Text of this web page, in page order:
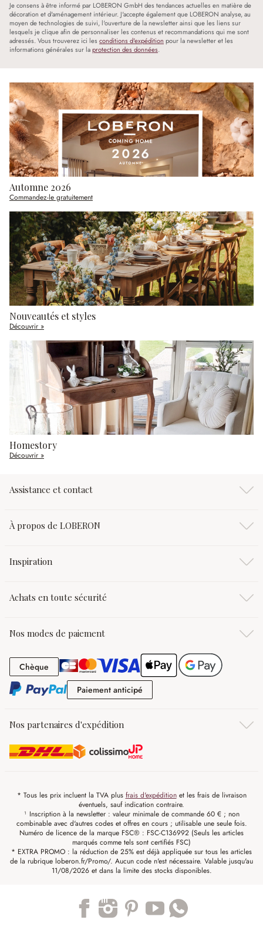
Je consens à être informé par LOBERON GmbH des tendances actuelles en matière de
décoration et d'aménagement intérieur. J'accepte également que LOBERON analyse, au
moyen de technologies de suivi, l'ouverture de la newsletter ainsi que les liens sur
lesquels je clique afin de personnaliser les contenus et recommandations qui me sont
adressés. Vous trouverez ici les conditions d'expédition pour la newsletter et les
informations générales sur laprotection des données.
Automne 2026
Commandez-le gratuitement
Nouveautés et styles
Découvrir »
Homestory
Découvrir »
Assistance et contact
À propos de LOBERON
Inspiration
Achats en toute sécurité
Nos modes de paiement
Chèque Chèque
Paiement anticipé
Nos partenaires d'expédition
* Tous les prix incluent la TVA plus frais d'expéditionet les frais de livraison
éventuels, sauf indication contraire.
¹ Inscription à la newsletter : valeur minimale de commande 60 € ; non
combinable avec d'autres codes et offres en cours ; utilisable une seule fois.
Numéro de licence de la marque FSC® : FSC-C136992 (Seuls les articles
marqués comme tels sont certifiés FSC)
* EXTRA PROMO : la réduction de 25% est déjà appliquée sur tous les articles
de la rubrique loberon.fr/Promo/. Aucun code n'est nécessaire. Valable jusqu'au
11/08/2026 et dans la limite des stocks disponibles.